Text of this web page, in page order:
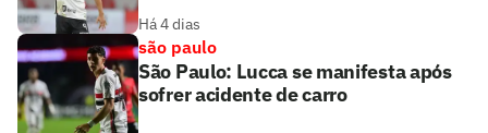
Há 4 dias
são paulo
São Paulo: Lucca se manifesta após
sofrer acidente de carro